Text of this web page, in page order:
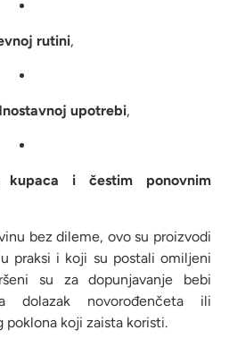
rutini,
upotrebi,
kupaca i čestim ponovnim
bez dileme, ovo su proizvodi
praksi i koji su postali omiljeni
su za dopunjavanje bebi
dolazak novorođenčeta ili
koji zaista koristi.